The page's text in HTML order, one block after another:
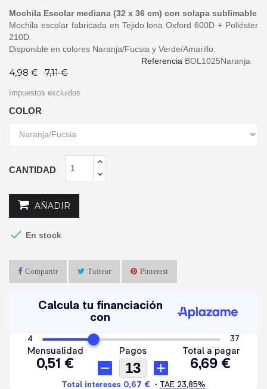
Mochila Escolar mediana (32 x 36 cm) con solapa sublimable
Mochila escolar fabricada en Tejido lona Oxford 600D + Poliéster
210D.
Disponible en colores Naranja/Fucsia y Verde/Amarillo.
Referencia BOL1025Naranja
4,98 € 7,11 €
Impuestos excluidos
COLOR
CANTIDAD
AÑADIR
 En stock
Compartir Tuitear Pinterest